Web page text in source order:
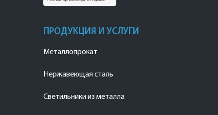
ПРОДУКЦИЯ И УСЛУГИ
Металлопрокат
Нержавеющая сталь
Светильники из металла